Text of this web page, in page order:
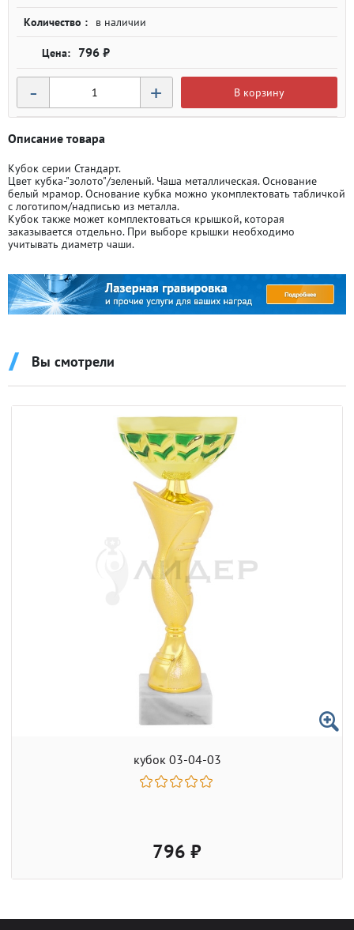
Количество : в наличии
796 ₽
- + В корзину
Описание товара
Кубок серии Стандарт.
Цвет кубка-"золото"/зеленый. Чаша металлическая. Основание
белый мрамор. Основание кубка можно укомплектовать табличкой
с логотипом/надписью из металла.
Кубок также может комплектоваться крышкой, которая
заказывается отдельно. При выборе крышки необходимо
учитывать диаметр чаши.
Вы смотрели
кубок 03-04-03
796 ₽